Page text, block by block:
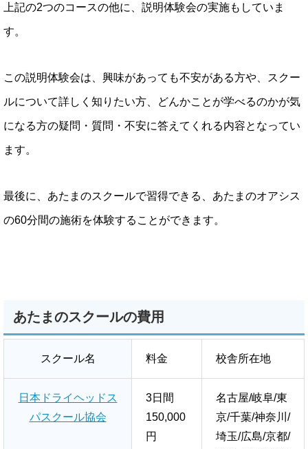
上記の2つのコースの他に、説明体験会の実施もしていま
す。
この説明体験会は、興味があっても不安がある方や、スクー
ルについて詳しく知りたい方、どんかことが学べるのかが気
になる方の疑問・質問・不安に答えてくれる内容となってい
ます。
最後に、あたまのスクールで習得できる、あたまのオアシス
の60分間の施術を体験することができます。
あたまのスクールの費用
スクール名 料金 校舎所在地
日本ドライヘッドス
パスクール協会
3日間
150,000
円
名古屋/岐阜/東
京/千葉/神奈川/
埼玉/広島/京都/